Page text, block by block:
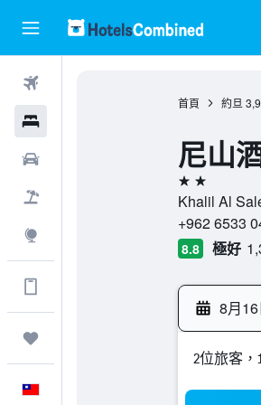
透過App使用更多功能​
首頁 約旦
尼山
2星級
Khalil Al
+962 6533
8.8 極好
8月
2位旅客，